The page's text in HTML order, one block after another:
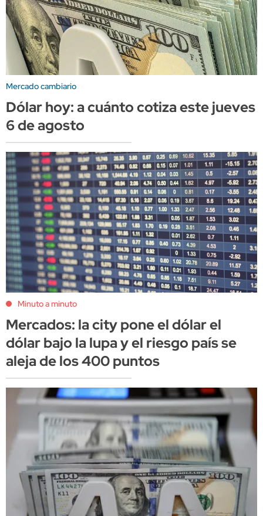
Mercado cambiario
Dólar hoy: a cuánto cotiza este jueves
6 de agosto
Minuto a minuto
Mercados: la city pone el dólar el
dólar bajo la lupa y el riesgo país se
aleja de los 400 puntos